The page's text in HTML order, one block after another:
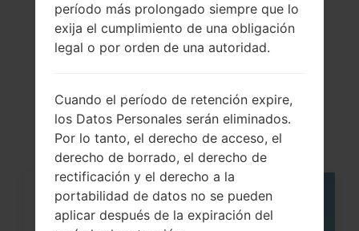
Artículos
akaLG G Pad 7.0
período más prolongado siempre que lo
exija el cumplimiento de una obligación
legal o por orden de una autoridad.
Cuando el período de retención expire,
los Datos Personales serán eliminados.
Por lo tanto, el derecho de acceso, el
derecho de borrado, el derecho de
rectificación y el derecho a la
portabilidad de datos no se pueden
aplicar después de la expiración del